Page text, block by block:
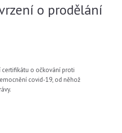
o prodělání
o očkování proti
covid-19, od něhož